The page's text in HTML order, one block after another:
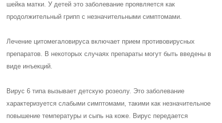
шейка матки. У детей это заболевание проявляется как
продолжительный грипп с незначительными симптомами.
Лечение цитомегаловируса включает прием противовирусных
препаратов. В некоторых случаях препараты могут быть введены в
виде инъекций.
Вирус 6 типа вызывает детскую розеолу. Это заболевание
характеризуется слабыми симптомами, такими как незначительное
повышение температуры и сыпь на коже. Вирус передается